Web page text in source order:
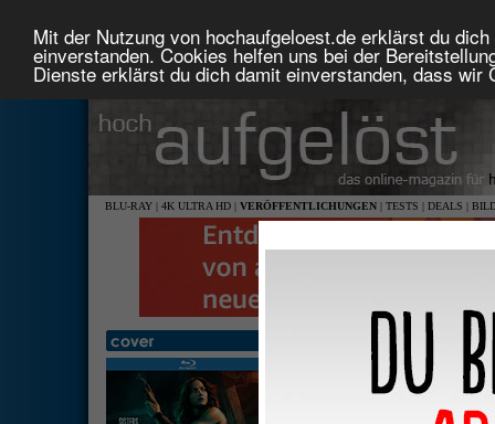
Mit der Nutzung von hochaufgeloest.de erklärst du
einverstanden. Cookies helfen uns bei der
Dienste erklärst du dich damit einverstanden, dass
BLU-RAY | 4K ULTRA HD | VERÖFFENTLICHUNGEN | TESTS | DEALS |
Van Helsing - Staffel 3